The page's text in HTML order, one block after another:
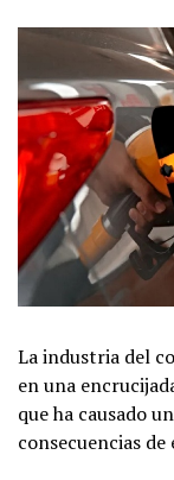
La industria del
en una
que ha causado
consecuencias